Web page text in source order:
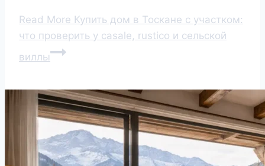
Read More Купить дом в Тоскане с участком:
что проверить у casale, rustico и сельской
виллы